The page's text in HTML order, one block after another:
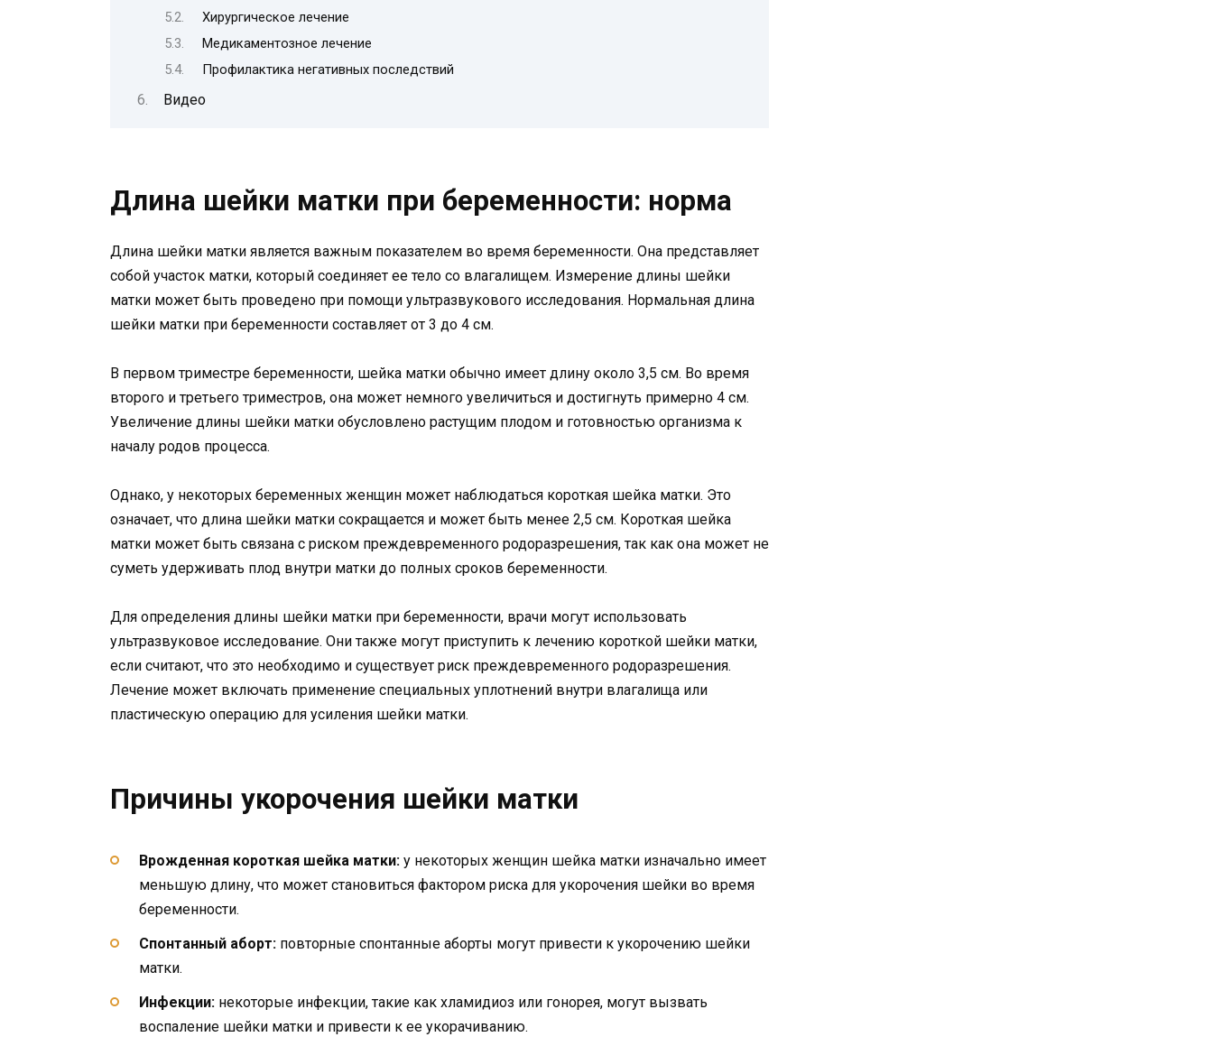
Хирургическое лечение
Медикаментозное лечение
Профилактика негативных последствий
Видео
Длина шейки матки при беременности: норма
Длина шейки матки является важным показателем во время беременности. Она представляет
собой участок матки, который соединяет ее тело со влагалищем. Измерение длины шейки
матки может быть проведено при помощи ультразвукового исследования. Нормальная длина
шейки матки при беременности составляет от 3 до 4 см.
В первом триместре беременности, шейка матки обычно имеет длину около 3,5 см. Во время
второго и третьего триместров, она может немного увеличиться и достигнуть примерно 4 см.
Увеличение длины шейки матки обусловлено растущим плодом и готовностью организма к
началу родов процесса.
Однако, у некоторых беременных женщин может наблюдаться короткая шейка матки. Это
означает, что длина шейки матки сокращается и может быть менее 2,5 см. Короткая шейка
матки может быть связана с риском преждевременного родоразрешения, так как она может не
суметь удерживать плод внутри матки до полных сроков беременности.
Для определения длины шейки матки при беременности, врачи могут использовать
ультразвуковое исследование. Они также могут приступить к лечению короткой шейки матки,
если считают, что это необходимо и существует риск преждевременного родоразрешения.
Лечение может включать применение специальных уплотнений внутри влагалища или
пластическую операцию для усиления шейки матки.
Причины укорочения шейки матки
Врожденная короткая шейка матки: у некоторых женщин шейка матки изначально имеет
меньшую длину, что может становиться фактором риска для укорочения шейки во время
беременности.
Спонтанный аборт: повторные спонтанные аборты могут привести к укорочению шейки
матки.
Инфекции: некоторые инфекции, такие как хламидиоз или гонорея, могут вызвать
воспаление шейки матки и привести к ее укорачиванию.